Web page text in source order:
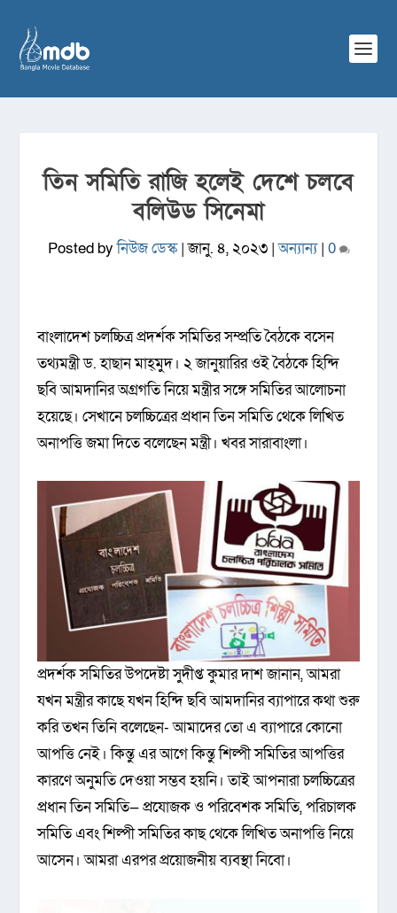
তিন সমিতি রাজি হলেই দেশে চলবে
বলিউড সিনেমা
Posted byনিউজ ডেস্ক|জানু. ৪, ২০২৩|অন্যান্য| 0
বাংলাদেশ চলচ্চিত্র প্রদর্শক সমিতির সম্প্রতি বৈঠকে বসেন
তথ্যমন্ত্রী ড. হাছান মাহ্‌মুদ। ২ জানুয়ারির ওই বৈঠকে হিন্দি
ছবি আমদানির অগ্রগতি নিয়ে মন্ত্রীর সঙ্গে সমিতির আলোচনা
হয়েছে। সেখানে চলচ্চিত্রের প্রধান তিন সমিতি থেকে লিখিত
অনাপত্তি জমা দিতে বলেছেন মন্ত্রী। খবর সারাবাংলা।
প্রদর্শক সমিতির উপদেষ্টা সুদীপ্ত কুমার দাশ জানান, আমরা
যখন মন্ত্রীর কাছে যখন হিন্দি ছবি আমদানির ব্যাপারে কথা শুরু
করি তখন তিনি বলেছেন- আমাদের তো এ ব্যাপারে কোনো
আপত্তি নেই। কিন্তু এর আগে কিন্তু শিল্পী সমিতির আপত্তির
কারণে অনুমতি দেওয়া সম্ভব হয়নি। তাই আপনারা চলচ্চিত্রের
প্রধান তিন সমিতি— প্রযোজক ও পরিবেশক সমিতি, পরিচালক
সমিতি এবং শিল্পী সমিতির কাছ থেকে লিখিত অনাপত্তি নিয়ে
আসেন। আমরা এরপর প্রয়োজনীয় ব্যবস্থা নিবো।